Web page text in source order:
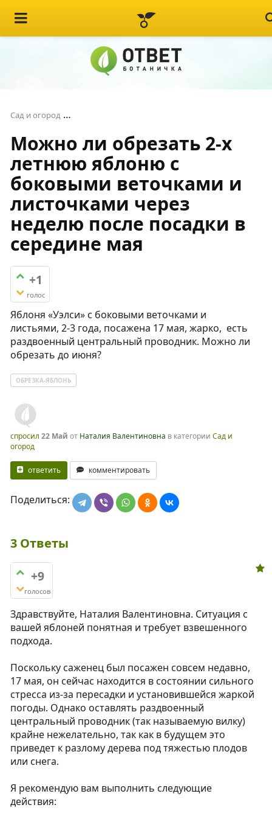
Сад и огород
Можно ли обрезать 2-х
летнюю яблоню с
боковыми веточками и
листочками через
неделю после посадки в
середине мая
+1
голос
Яблоня «Уэлси» с боковыми веточками и
листьями, 2-3 года, посажена 17 мая, жарко, есть
раздвоенный центральный проводник. Можно ли
обрезать до июня?
ОБРЕЗКА-ЯБЛОНЬ
спросил 22 Май от Наталия Валентиновна в категории Сад и
огород
ответить комментировать
Поделиться:
3 Ответы
+9
голосов
Здравствуйте, Наталия Валентиновна. Ситуация с
вашей яблоней понятная и требует взвешенного
подхода.
Поскольку саженец был посажен совсем недавно,
17 мая, он сейчас находится в состоянии сильного
стресса из-за пересадки и установившейся жаркой
погоды. Однако оставлять раздвоенный
центральный проводник (так называемую вилку)
крайне нежелательно, так как в будущем это
приведет к разлому дерева под тяжестью плодов
или снега.
Я рекомендую вам выполнить следующие
действия: